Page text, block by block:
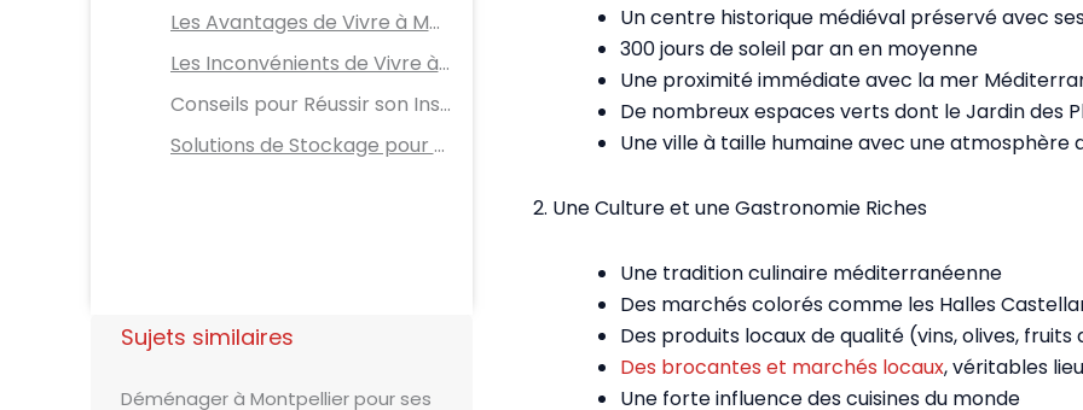
Les Avantages de Vivre à Montpellier
Les Inconvénients de Vivre à Montpellier
Conseils pour Réussir son Installation à Montpellier
Solutions de Stockage pour Votre Déménagement à Montpellier
Sujets similaires
Déménager à Montpellier pour ses
Un centre historique médiéval préservé avec
300 jours de soleil par an en moyenne
Une proximité immédiate avec la mer
De nombreux espaces verts dont le Jardin des
Une ville à taille humaine avec une
2. Une Culture et une Gastronomie Riches
Une tradition culinaire méditerranéenne
Des marchés colorés comme les Halles
Des produits locaux de qualité (vins, olives,
Des brocantes et marchés locaux, véritables
Une forte influence des cuisines du monde